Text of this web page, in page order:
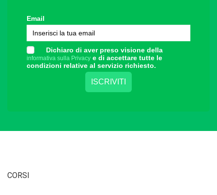
Email
Dichiaro di aver preso visione della
informativa sulla Privacy e di accettare tutte le
condizioni relative al servizio richiesto.
CORSI